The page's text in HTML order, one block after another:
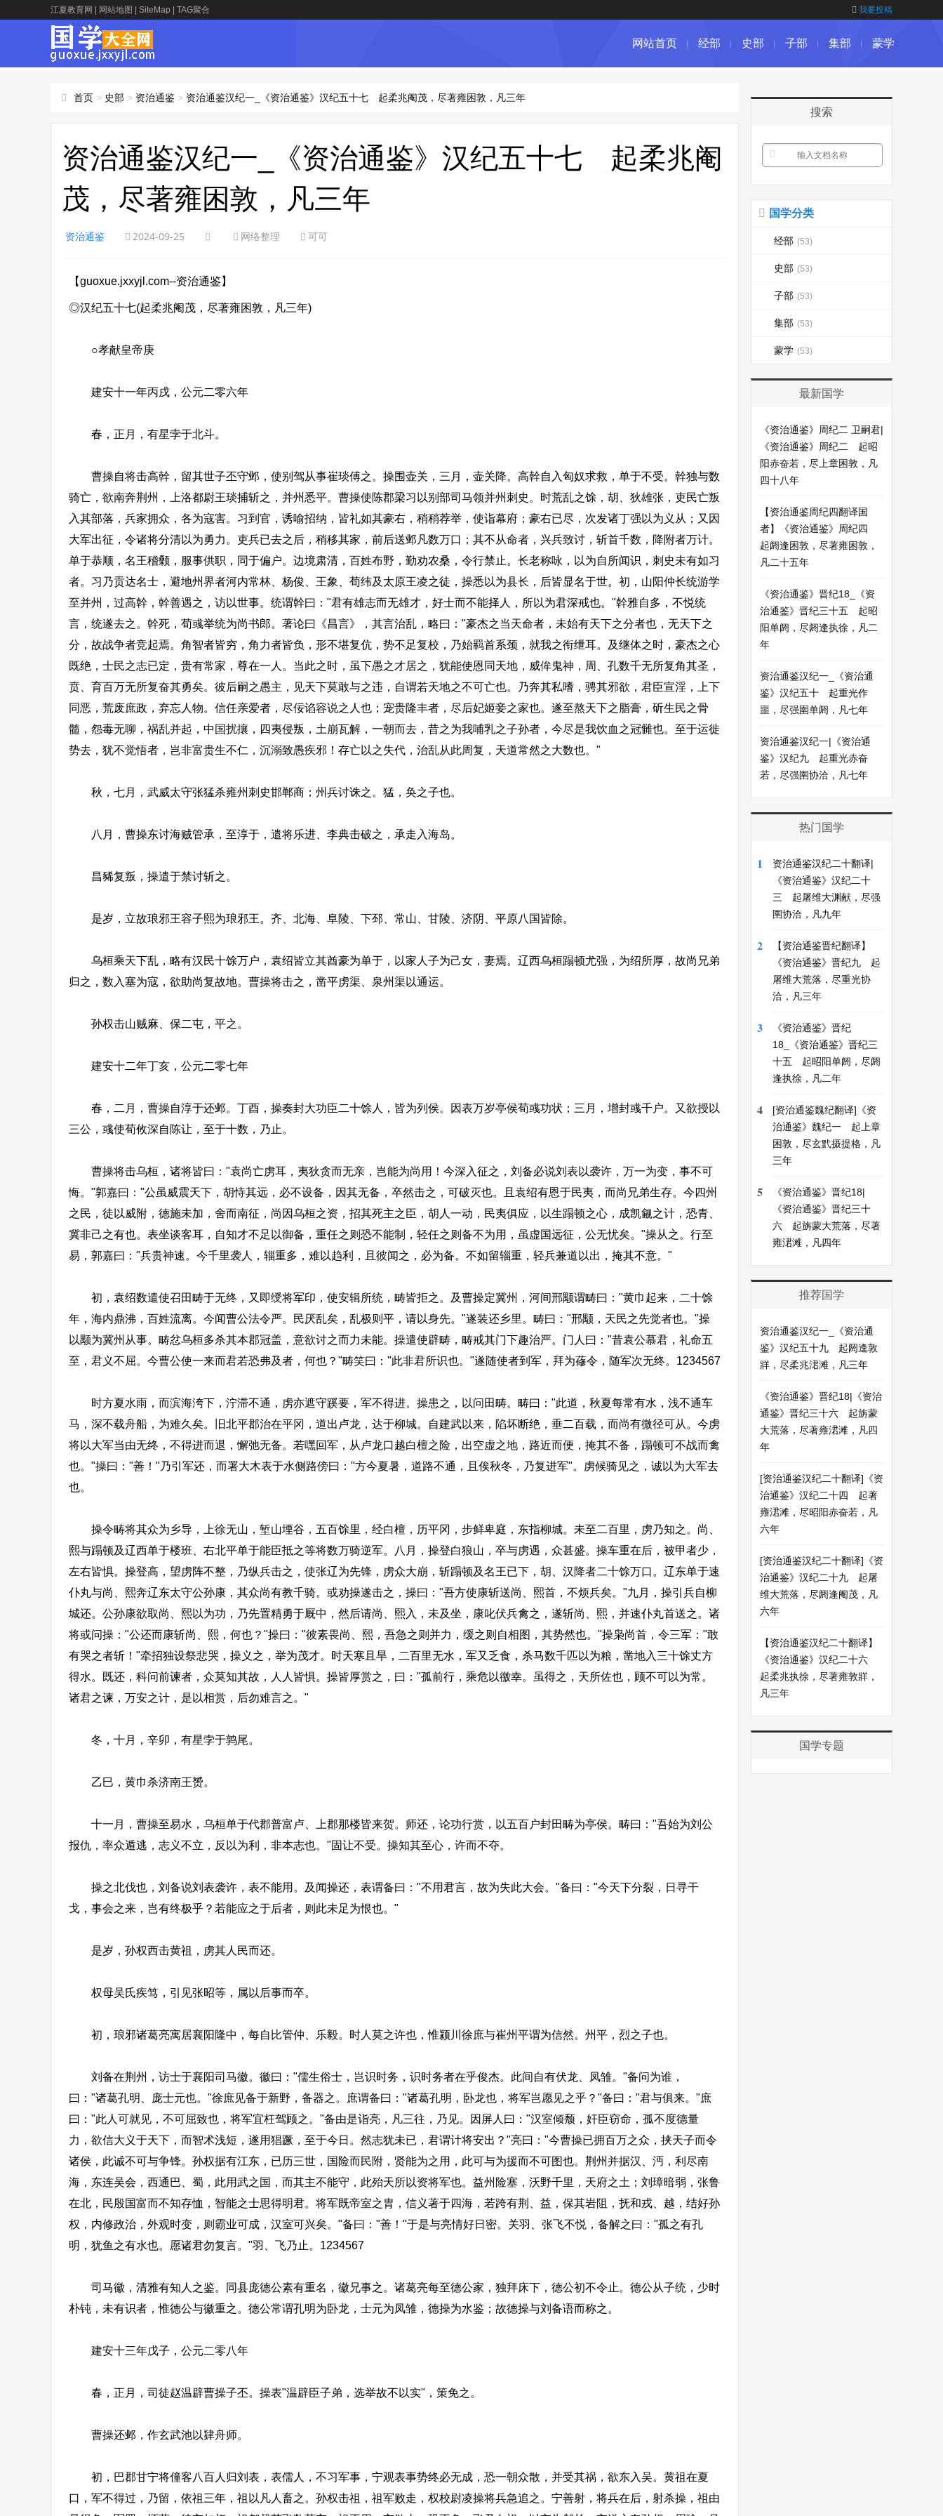
江夏教育网 网站地图 SiteMap TAG聚合 我要投稿
网站首页 经部 史部 子部 集部 蒙学
首页 > 史部 > 资治通鉴 > 资治通鉴汉纪一_《资治通鉴》汉纪五十七 起柔兆阉茂，尽著雍困敦，凡三年
资治通鉴汉纪一_《资治通鉴》汉纪五十七 起柔兆阉
茂，尽著雍困敦，凡三年
资治通鉴 2024-09-25 网络整理 可可
【guoxue.jxxyjl.com--资治通鉴】
◎汉纪五十七(起柔兆阉茂，尽著雍困敦，凡三年)
○孝献皇帝庚
建安十一年丙戌，公元二零六年
春，正月，有星孛于北斗。
曹操自将击高幹，留其世子丕守邺，使别驾从事崔琰傅之。操围壶关，三月，壶关降。高幹自入匈奴求救，单于不受。幹独与数
骑亡，欲南奔荆州，上洛都尉王琰捕斩之，并州悉平。曹操使陈郡梁习以别部司马领并州刺史。时荒乱之馀，胡、狄雄张，吏民亡叛
入其部落，兵家拥众，各为寇害。习到官，诱喻招纳，皆礼如其豪右，稍稍荐举，使诣幕府；豪右已尽，次发诸丁强以为义从；又因
大军出征，令诸将分清以为勇力。吏兵已去之后，稍移其家，前后送邺凡数万口；其不从命者，兴兵致讨，斩首千数，降附者万计。
单于恭顺，名王稽颡，服事供职，同于偏户。边境肃清，百姓布野，勤劝农桑，令行禁止。长老称咏，以为自所闻识，刺史未有如习
者。习乃贡达名士，避地州界者河内常林、杨俊、王象、荀纬及太原王凌之徒，操悉以为县长，后皆显名于世。初，山阳仲长统游学
至并州，过高幹，幹善遇之，访以世事。统谓幹曰："君有雄志而无雄才，好士而不能择人，所以为君深戒也。"幹雅自多，不悦统
言，统遂去之。幹死，荀彧举统为尚书郎。著论曰《昌言》，其言治乱，略曰："豪杰之当天命者，未始有天下之分者也，无天下之
分，故战争者竞起焉。角智者皆穷，角力者皆负，形不堪复伉，势不足复校，乃始羁首系颈，就我之衔绁耳。及继体之时，豪杰之心
既绝，士民之志已定，贵有常家，尊在一人。当此之时，虽下愚之才居之，犹能使恩同天地，威侔鬼神，周、孔数千无所复角其圣，
贲、育百万无所复奋其勇矣。彼后嗣之愚主，见天下莫敢与之违，自谓若天地之不可亡也。乃奔其私嗜，骋其邪欲，君臣宣淫，上下
同恶，荒废庶政，弃忘人物。信任亲爱者，尽佞谄容说之人也；宠贵隆丰者，尽后妃姬妾之家也。遂至熬天下之脂膏，斫生民之骨
髓，怨毒无聊，祸乱并起，中国扰攘，四夷侵叛，土崩瓦解，一朝而去，昔之为我哺乳之子孙者，今尽是我饮血之冠雠也。至于运徙
势去，犹不觉悟者，岂非富贵生不仁，沉溺致愚疾邪！存亡以之失代，治乱从此周复，天道常然之大数也。"
秋，七月，武威太守张猛杀雍州刺史邯郸商；州兵讨诛之。猛，奂之子也。
八月，曹操东讨海贼管承，至淳于，遣将乐进、李典击破之，承走入海岛。
昌豨复叛，操遣于禁讨斩之。
是岁，立故琅邪王容子熙为琅邪王。齐、北海、阜陵、下邳、常山、甘陵、济阴、平原八国皆除。
乌桓乘天下乱，略有汉民十馀万户，袁绍皆立其酋豪为单于，以家人子为己女，妻焉。辽西乌桓蹋顿尤强，为绍所厚，故尚兄弟
归之，数入塞为寇，欲助尚复故地。曹操将击之，凿平虏渠、泉州渠以通运。
孙权击山贼麻、保二屯，平之。
建安十二年丁亥，公元二零七年
春，二月，曹操自淳于还邺。丁酉，操奏封大功臣二十馀人，皆为列侯。因表万岁亭侯荀彧功状；三月，增封彧千户。又欲授以
三公，彧使荀攸深自陈让，至于十数，乃止。
曹操将击乌桓，诸将皆曰："袁尚亡虏耳，夷狄贪而无亲，岂能为尚用！今深入征之，刘备必说刘表以袭许，万一为变，事不可
悔。"郭嘉曰："公虽威震天下，胡恃其远，必不设备，因其无备，卒然击之，可破灭也。且袁绍有恩于民夷，而尚兄弟生存。今四州
之民，徒以威附，德施未加，舍而南征，尚因乌桓之资，招其死主之臣，胡人一动，民夷俱应，以生蹋顿之心，成凯觎之计，恐青、
冀非己之有也。表坐谈客耳，自知才不足以御备，重任之则恐不能制，轻任之则备不为用，虽虚国远征，公无忧矣。"操从之。行至
易，郭嘉曰："兵贵神速。今千里袭人，辎重多，难以趋利，且彼闻之，必为备。不如留辎重，轻兵兼道以出，掩其不意。"
初，袁绍数遣使召田畴于无终，又即绶将军印，使安辑所统，畴皆拒之。及曹操定冀州，河间邢颙谓畴曰："黄巾起来，二十馀
年，海内鼎沸，百姓流离。今闻曹公法令严。民厌乱矣，乱极则平，请以身先。"遂装还乡里。畴曰："邢颙，天民之先觉者也。"操
以颙为冀州从事。畴忿乌桓多杀其本郡冠盖，意欲讨之而力未能。操遣使辟畴，畴戒其门下趣治严。门人曰："昔袁公慕君，礼命五
至，君义不屈。今曹公使一来而君若恐弗及者，何也？"畴笑曰："此非君所识也。"遂随使者到军，拜为蓚令，随军次无终。1234567
时方夏水雨，而滨海洿下，泞滞不通，虏亦遮守蹊要，军不得进。操患之，以问田畴。畴曰："此道，秋夏每常有水，浅不通车
马，深不载舟船，为难久矣。旧北平郡治在平冈，道出卢龙，达于柳城。自建武以来，陷坏断绝，垂二百载，而尚有微径可从。今虏
将以大军当由无终，不得进而退，懈弛无备。若嘿回军，从卢龙口越白檀之险，出空虚之地，路近而便，掩其不备，蹋顿可不战而禽
也。"操曰："善！"乃引军还，而署大木表于水侧路傍曰："方今夏暑，道路不通，且俟秋冬，乃复进军"。虏候骑见之，诚以为大军去
也。
操令畴将其众为乡导，上徐无山，堑山堙谷，五百馀里，经白檀，历平冈，步鲜卑庭，东指柳城。未至二百里，虏乃知之。尚、
熙与蹋顿及辽西单于楼班、右北平单于能臣抵之等将数万骑逆军。八月，操登白狼山，卒与虏遇，众甚盛。操车重在后，被甲者少，
左右皆惧。操登高，望虏阵不整，乃纵兵击之，使张辽为先锋，虏众大崩，斩蹋顿及名王已下，胡、汉降者二十馀万口。辽东单于速
仆丸与尚、熙奔辽东太守公孙康，其众尚有教千骑。或劝操遂击之，操曰："吾方使康斩送尚、熙首，不烦兵矣。"九月，操引兵自柳
城还。公孙康欲取尚、熙以为功，乃先置精勇于厩中，然后请尚、熙入，未及坐，康叱伏兵禽之，遂斩尚、熙，并速仆丸首送之。诸
将或问操："公还而康斩尚、熙，何也？"操曰："彼素畏尚、熙，吾急之则并力，缓之则自相图，其势然也。"操枭尚首，令三军："敢
有哭之者斩！"牵招独设祭悲哭，操义之，举为茂才。时天寒且旱，二百里无水，军又乏食，杀马数千匹以为粮，凿地入三十馀丈方
得水。既还，科问前谏者，众莫知其故，人人皆惧。操皆厚赏之，曰："孤前行，乘危以徼幸。虽得之，天所佐也，顾不可以为常。
诸君之谏，万安之计，是以相赏，后勿难言之。"
冬，十月，辛卯，有星孛于鹑尾。
乙巳，黄巾杀济南王赟。
十一月，曹操至易水，乌桓单于代郡普富卢、上郡那楼皆来贺。师还，论功行赏，以五百户封田畴为亭侯。畴曰："吾始为刘公
报仇，率众遁逃，志义不立，反以为利，非本志也。"固让不受。操知其至心，许而不夺。
操之北伐也，刘备说刘表袭许，表不能用。及闻操还，表谓备曰："不用君言，故为失此大会。"备曰："今天下分裂，日寻干
戈，事会之来，岂有终极乎？若能应之于后者，则此未足为恨也。"
是岁，孙权西击黄祖，虏其人民而还。
权母吴氏疾笃，引见张昭等，属以后事而卒。
初，琅邪诸葛亮寓居襄阳隆中，每自比管仲、乐毅。时人莫之许也，惟颍川徐庶与崔州平谓为信然。州平，烈之子也。
刘备在荆州，访士于襄阳司马徽。徽曰："儒生俗士，岂识时务，识时务者在乎俊杰。此间自有伏龙、凤雏。"备问为谁，
曰："诸葛孔明、庞士元也。"徐庶见备于新野，备器之。庶谓备曰："诸葛孔明，卧龙也，将军岂愿见之乎？"备曰："君与俱来。"庶
曰："此人可就见，不可屈致也，将军宜枉驾顾之。"备由是诣亮，凡三往，乃见。因屏人曰："汉室倾颓，奸臣窃命，孤不度德量
力，欲信大义于天下，而智术浅短，遂用猖蹶，至于今日。然志犹未已，君谓计将安出？"亮曰："今曹操已拥百万之众，挟天子而令
诸侯，此诚不可与争锋。孙权据有江东，已历三世，国险而民附，贤能为之用，此可与为援而不可图也。荆州并据汉、沔，利尽南
海，东连吴会，西通巴、蜀，此用武之国，而其主不能守，此殆天所以资将军也。益州险塞，沃野千里，天府之土；刘璋暗弱，张鲁
在北，民殷国富而不知存恤，智能之士思得明君。将军既帝室之胄，信义著于四海，若跨有荆、益，保其岩阻，抚和戎、越，结好孙
权，内修政治，外观时变，则霸业可成，汉室可兴矣。"备曰："善！"于是与亮情好日密。关羽、张飞不悦，备解之曰："孤之有孔
明，犹鱼之有水也。愿诸君勿复言。"羽、飞乃止。1234567
司马徽，清雅有知人之鉴。同县庞德公素有重名，徽兄事之。诸葛亮每至德公家，独拜床下，德公初不令止。德公从子统，少时
朴钝，未有识者，惟德公与徽重之。德公常谓孔明为卧龙，士元为凤雏，德操为水鉴；故德操与刘备语而称之。
建安十三年戊子，公元二零八年
春，正月，司徒赵温辟曹操子丕。操表"温辟臣子弟，选举故不以实"，策免之。
曹操还邺，作玄武池以肄舟师。
初，巴郡甘宁将僮客八百人归刘表，表儒人，不习军事，宁观表事势终必无成，恐一朝众散，并受其祸，欲东入吴。黄祖在夏
口，军不得过，乃留，依祖三年，祖以凡人畜之。孙权击祖，祖军败走，权校尉凌操将兵急追之。宁善射，将兵在后，射杀操，祖由
搜索
国学分类
经部 (53)
史部 (53)
子部 (53)
集部 (53)
蒙学 (53)
最新国学
《资治通鉴》周纪二 卫嗣君|
《资治通鉴》周纪二 起昭
阳赤奋若，尽上章困敦，凡
四十八年
【资治通鉴周纪四翻译国
者】《资治通鉴》周纪四
起阏逢困敦，尽著雍困敦，
凡二十五年
《资治通鉴》晋纪18_《资
治通鉴》晋纪三十五 起昭
阳单阏，尽阏逢执徐，凡二
年
资治通鉴汉纪一_《资治通
鉴》汉纪五十 起重光作
噩，尽强圉单阏，凡七年
资治通鉴汉纪一|《资治通
鉴》汉纪九 起重光赤奋
若，尽强圉协洽，凡七年
热门国学
1
资治通鉴汉纪二十翻译|
《资治通鉴》汉纪二十
三 起屠维大渊献，尽强
圉协洽，凡九年
2
【资治通鉴晋纪翻译】
《资治通鉴》晋纪九 起
屠维大荒落，尽重光协
洽，凡三年
3
《资治通鉴》晋纪
18_《资治通鉴》晋纪三
十五 起昭阳单阏，尽阏
逢执徐，凡二年
4
[资治通鉴魏纪翻译]《资
治通鉴》魏纪一 起上章
困敦，尽玄黓摄提格，凡
三年
5
《资治通鉴》晋纪18|
《资治通鉴》晋纪三十
六 起旃蒙大荒落，尽著
雍涒滩，凡四年
推荐国学
资治通鉴汉纪一_《资治通
鉴》汉纪五十九 起阏逢敦
牂，尽柔兆涒滩，凡三年
《资治通鉴》晋纪18|《资治
通鉴》晋纪三十六 起旃蒙
大荒落，尽著雍涒滩，凡四
年
[资治通鉴汉纪二十翻译]《资
治通鉴》汉纪二十四 起著
雍涒滩，尽昭阳赤奋若，凡
六年
[资治通鉴汉纪二十翻译]《资
治通鉴》汉纪二十九 起屠
维大荒落，尽阏逢阉茂，凡
六年
【资治通鉴汉纪二十翻译】
《资治通鉴》汉纪二十六
起柔兆执徐，尽著雍敦牂，
凡三年
国学专题